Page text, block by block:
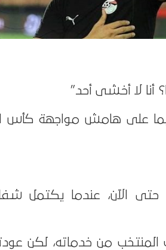
على هامش مواجهة كأس
لم يتعافى بنسبة 100% حتى الآن، عندما
المنتخب من خدماته، لكن